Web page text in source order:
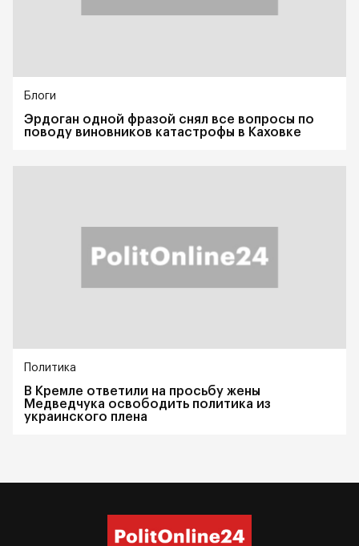
Блоги
Эрдоган одной фразой снял все вопросы по
поводу виновников катастрофы в Каховке
Политика
В Кремле ответили на просьбу жены
Медведчука освободить политика из
украинского плена